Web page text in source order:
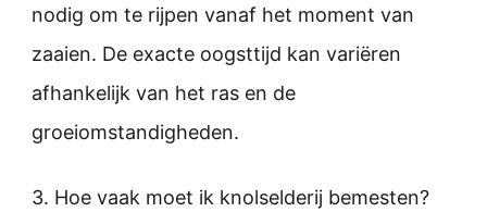
nodig om te rijpen vanaf het moment van
zaaien. De exacte oogsttijd kan variëren
afhankelijk van het ras en de
groeiomstandigheden.
3. Hoe vaak moet ik knolselderij bemesten?